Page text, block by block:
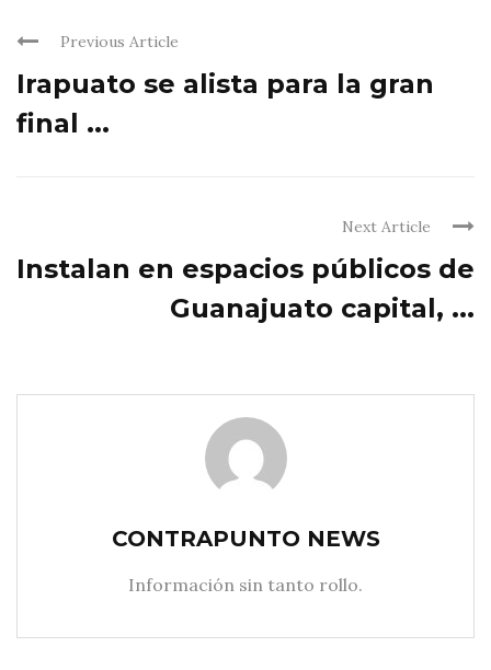
Previous Article
Irapuato se alista para la gran
final ...
Next Article
Instalan en espacios públicos de
Guanajuato capital, ...
CONTRAPUNTO NEWS
Información sin tanto rollo.